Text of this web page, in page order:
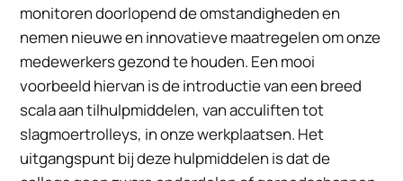
monitoren doorlopend de omstandigheden en
nemen nieuwe en innovatieve maatregelen om onze
medewerkers gezond te houden. Een mooi
voorbeeld hiervan is de introductie van een breed
scala aan tilhulpmiddelen, van acculiften tot
slagmoertrolleys, in onze werkplaatsen. Het
uitgangspunt bij deze hulpmiddelen is dat de